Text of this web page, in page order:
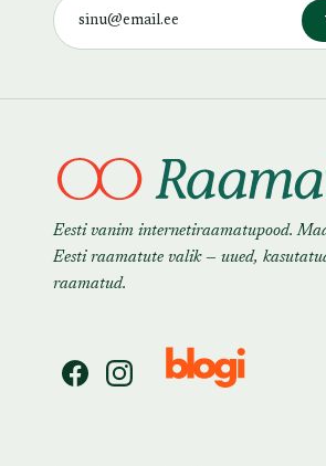
Eesti vanim internetiraamatupood.
Eesti raamatute valik — uued,
raamatud.